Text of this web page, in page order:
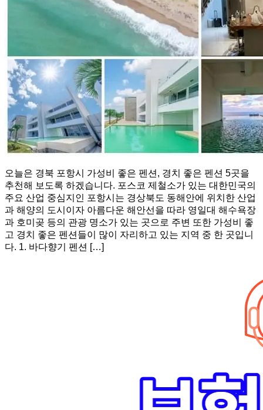
오늘은 경북 포항시 가성비 좋은 펜션, 경치 좋은 펜션 5곳을
추천해 보도록 하겠습니다. 포스코 제철소가 있는 대한민국의
주요 산업 중심지인 포항시는 경상북도 동해안에 위치한 산업
과 해양의 도시이자 아름다운 해안선을 따라 영일대 해수욕장
과 호미곶 등의 관광 명소가 있는 곳으로 주변 또한 가성비 좋
고 경치 좋은 펜션들이 많이 자리하고 있는 지역 중 한 곳입니
다. 1. 바다향기 펜션 […]